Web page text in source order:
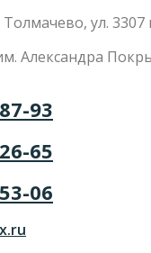
Толмачево, ул. 3307
Александра
93
65
06